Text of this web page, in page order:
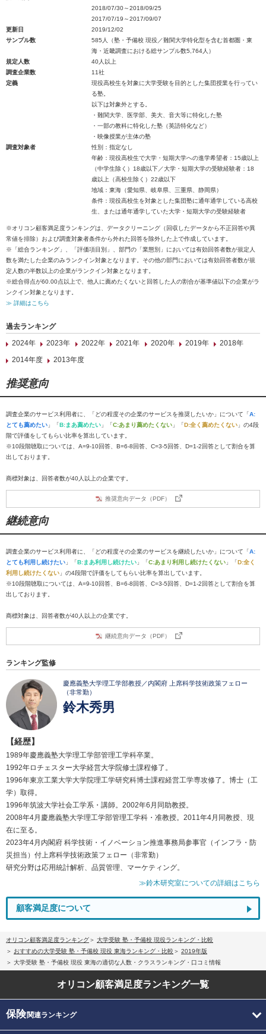
2018/07/30～2018/09/25
2017/07/19～2017/09/07
更新日
2019/12/02
サンプル数
585人（塾・予備校 現役／難関大学特化型を含む首都圏・東
海・近畿調査における総サンプル数5,764人）
規定人数
40人以上
調査企業数
11社
定義
現役高校生を対象に大学受験を目的とした集団授業を行ってい
る塾。
以下は対象外とする。
・難関大学、医学部、美大、音大等に特化した塾
・一部の教科に特化した塾（英語特化など）
・映像授業が主体の塾
調査対象者
性別：指定なし
年齢：現役高校生で大学・短期大学への進学希望者：15歳以上
（中学生除く）18歳以下／大学・短期大学の受験経験者：18
歳以上（高校生除く）22歳以下
地域：東海（愛知県、岐阜県、三重県、静岡県）
条件：現役高校生を対象とした集団塾に通年通学している高校
生、または通年通学していた大学・短期大学の受験経験者
※オリコン顧客満足度ランキングは、データクリーニング（回収したデータから不正回答や異
常値を排除）および調査対象者条件から外れた回答を除外した上で作成しています。
※「総合ランキング」、「評価項目別」、部門の「業態別」においては有効回答者数が規定人
数を満たした企業のみランクイン対象となります。その他の部門においては有効回答者数が規
定人数の半数以上の企業がランクイン対象となります。
※総合得点が60.00点以上で、他人に薦めたくないと回答した人の割合が基準値以下の企業がラ
ンクイン対象となります。
≫ 詳細はこちら
過去ランキング
2024年
2023年 2022年 2021年 2020年 2019年
2018年
2014年度
2013年度
推奨意向
調査企業のサービス利用者に、「どの程度その企業のサービスを推奨したいか」について「A:
とても薦めたい 」「B:まあ薦めたい 」「C:あまり薦めたくない 」「D:全く薦めたくない 」の4段
階で評価をしてもらい比率を算出しています。
※10段階聴取については、A=9-10回答、B=6-8回答、C=3-5回答、D=1-2回答として割合を算
出しております。
商標対象は、回答者数が40人以上の企業です。
推奨意向データ（PDF）
継続意向
調査企業のサービス利用者に、「どの程度その企業のサービスを継続したいか」について「A:
とても利用し続けたい 」「B:まあ利用し続けたい 」「C:あまり利用し続けたくない 」「D:全く
利用し続けたくない 」の4段階で評価をしてもらい比率を算出しています。
※10段階聴取については、A=9-10回答、B=6-8回答、C=3-5回答、D=1-2回答として割合を算
出しております。
商標対象は、回答者数が40人以上の企業です。
継続意向データ（PDF）
ランキング監修
慶應義塾大学理工学部教授／内閣府 上席科学技術政策フェロー
（非常勤）
鈴木秀男
【経歴】
1989年慶應義塾大学理工学部管理工学科卒業。
1992年ロチェスター大学経営大学院修士課程修了。
1996年東京工業大学大学院理工学研究科博士課程経営工学専攻修了。博士（工
学）取得。
1996年筑波大学社会工学系・講師。2002年6月同助教授。
2008年4月慶應義塾大学理工学部管理工学科・准教授。2011年4月同教授、現
在に至る。
2023年4月内閣府 科学技術・イノベーション推進事務局参事官（インフラ・防
災担当）付上席科学技術政策フェロー（非常勤）
研究分野は応用統計解析、品質管理、マーケティング。
≫鈴木研究室についての詳細はこちら
顧客満足度について
オリコン顧客満足度ランキング
大学受験 塾・予備校 現役ランキング・比較
おすすめの大学受験 塾・予備校 現役 東海ランキング・比較
2019年版
大学受験 塾・予備校 現役 東海の適切な人数・クラスランキング・口コミ情報
オリコン顧客満足度ランキング一覧
保険関連ランキング